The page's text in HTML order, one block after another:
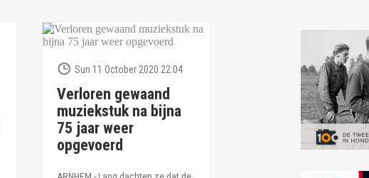
Sun 11 October 2020 22:04
Verloren gewaand
muziekstuk na bijna
75 jaar weer
opgevoerd